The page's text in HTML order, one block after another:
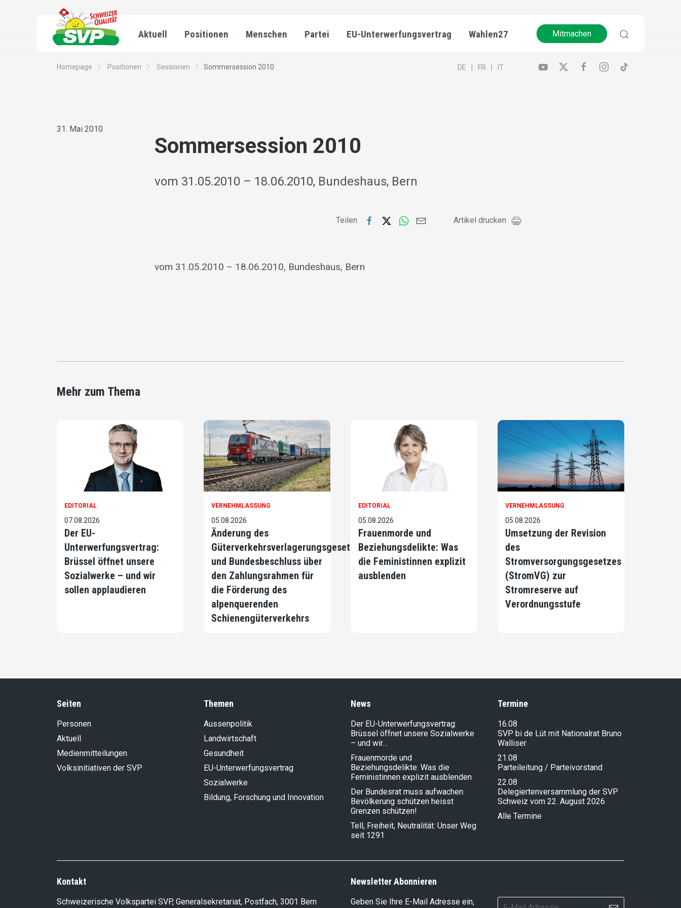
Aktuell Positionen Menschen Partei EU-Unterwerfungsvertrag Wahlen27 Mitmachen
Homepage Positionen Sessionen Sommersession 2010 DE FR IT
31. Mai 2010
Sommersession 2010
vom 31.05.2010 – 18.06.2010, Bundeshaus, Bern
Teilen Artikel drucken
vom 31.05.2010 – 18.06.2010, Bundeshaus, Bern
Mehr zum Thema
EDITORIAL
07.08.2026
Der EU-
Unterwerfungsvertrag:
Brüssel öffnet unsere
Sozialwerke – und wir
sollen applaudieren
VERNEHMLASSUNG
05.08.2026
Änderung des
Güterverkehrsverlagerungsgesetzes
und Bundesbeschluss über
den Zahlungsrahmen für
die Förderung des
alpenquerenden
Schienengüterverkehrs
EDITORIAL
05.08.2026
Frauenmorde und
Beziehungsdelikte: Was
die Feministinnen explizit
ausblenden
VERNEHMLASSUNG
05.08.2026
Umsetzung der Revision
des
Stromversorgungsgesetzes
(StromVG) zur
Stromreserve auf
Verordnungsstufe
Seiten
Personen
Aktuell
Medienmitteilungen
Volksinitiativen der SVP
Themen
Aussenpolitik
Landwirt­schaft
Gesundheit
EU-Unterwerfungsvertrag
Sozialwerke
Bildung, Forschung und Innovation
News
Der EU-Unterwerfungsvertrag:
Brüssel öffnet unsere Sozialwerke
– und wir…
Frauenmorde und
Beziehungsdelikte: Was die
Feministinnen explizit ausblenden
Der Bundesrat muss aufwachen:
Bevölkerung schützen heisst
Grenzen schützen!
Tell, Freiheit, Neutralität: Unser Weg
seit 1291
Termine
16.08
SVP bi de Lüt mit Nationalrat Bruno
Walliser
21.08
Parteileitung / Parteivorstand
22.08
Delegiertenversammlung der SVP
Schweiz vom 22. August 2026
Alle Termine
Kontakt
Schweizerische Volkspartei SVP, Generalsekretariat, Postfach, 3001 Bern
Newsletter Abonnieren
Geben Sie Ihre E-Mail Adresse ein,